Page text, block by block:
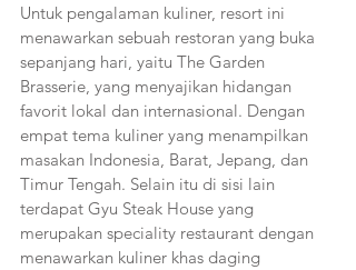
Untuk pengalaman kuliner, resort ini
menawarkan sebuah restoran yang buka
sepanjang hari, yaitu The Garden
Brasserie, yang menyajikan hidangan
favorit lokal dan internasional. Dengan
empat tema kuliner yang menampilkan
masakan Indonesia, Barat, Jepang, dan
Timur Tengah. Selain itu di sisi lain
terdapat Gyu Steak House yang
merupakan speciality restaurant dengan
menawarkan kuliner khas daging